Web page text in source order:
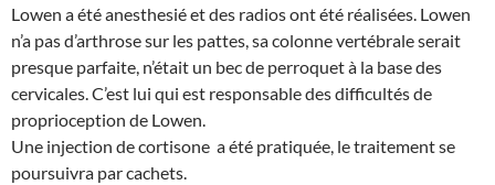
Lowen a été anesthesié et des radios ont été réalisées. Lowen
n’a pas d’arthrose sur les pattes, sa colonne vertébrale serait
presque parfaite, n’était un bec de perroquet à la base des
cervicales. C’est lui qui est responsable des difficultés de
proprioception de Lowen.
Une injection de cortisone a été pratiquée, le traitement se
poursuivra par cachets.